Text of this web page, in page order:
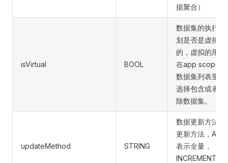
据聚合）
isVirtual BOOL
数据集的执行计
划是否是虚拟
的，虚拟的用于
在app scope的
数据集列表里面
选择包含或者排
除数据集。
updateMethod STRING
数据更新方法，
更新方法，ALL
表示全量，
INCREMENTAL